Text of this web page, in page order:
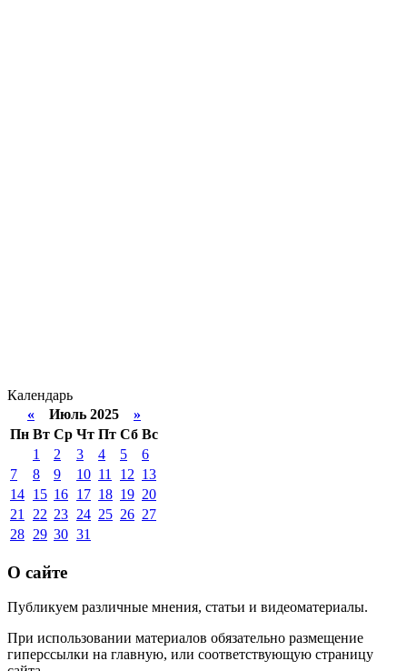
Календарь
« Июль 2025 »
Пн Вт Ср Чт Пт Сб Вс
1
2 3 4 5
6
7
8 9 10 11 12 13
14 15 16 17 18 19 20
21
22 23 24 25 26 27
28 29 30 31
О сайте
Публикуем различные мнения, статьи и видеоматериалы.
При использовании материалов обязательно размещение
гиперссылки на главную, или соответствующую страницу